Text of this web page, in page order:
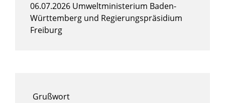
06.07.2026 Umweltministerium Baden-
Württemberg und Regierungspräsidium
Freiburg
Grußwort